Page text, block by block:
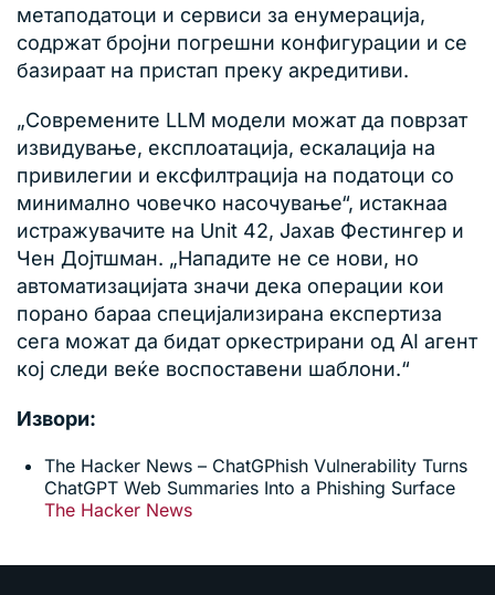
метаподатоци и сервиси за енумерација,
содржат бројни погрешни конфигурации и се
базираат на пристап преку акредитиви.
„Современите LLM модели можат да поврзат
извидување, експлоатација, ескалација на
привилегии и ексфилтрација на податоци со
минимално човечко насочување“, истакнаа
истражувачите на Unit 42, Јахав Фестингер и
Чен Дојтшман. „Нападите не се нови, но
автоматизацијата значи дека операции кои
порано бараа специјализирана експертиза
сега можат да бидат оркестрирани од AI агент
кој следи веќе воспоставени шаблони.“
Извори:
The Hacker News – ChatGPhish Vulnerability Turns
ChatGPT Web Summaries Into a Phishing Surface
The Hacker News